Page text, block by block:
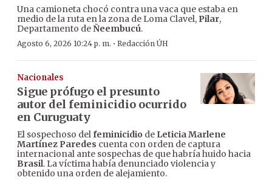
Una camioneta chocó contra una vaca que estaba en
medio de la ruta en la zona de Loma Clavel, Pilar,
Departamento deÑeembucú.
Agosto 6, 2026 10:24 p. m. · Redacción ÚH
Nacionales
Sigue prófugo el presunto
autor del feminicidio ocurrido
en Curuguaty
El sospechoso delfeminicidio de Leticia Marlene
Martínez Paredes cuenta con orden de captura
internacional ante sospechas de que habría huido hacia
Brasil. La víctima había denunciado violencia y
obtenido una orden de alejamiento.